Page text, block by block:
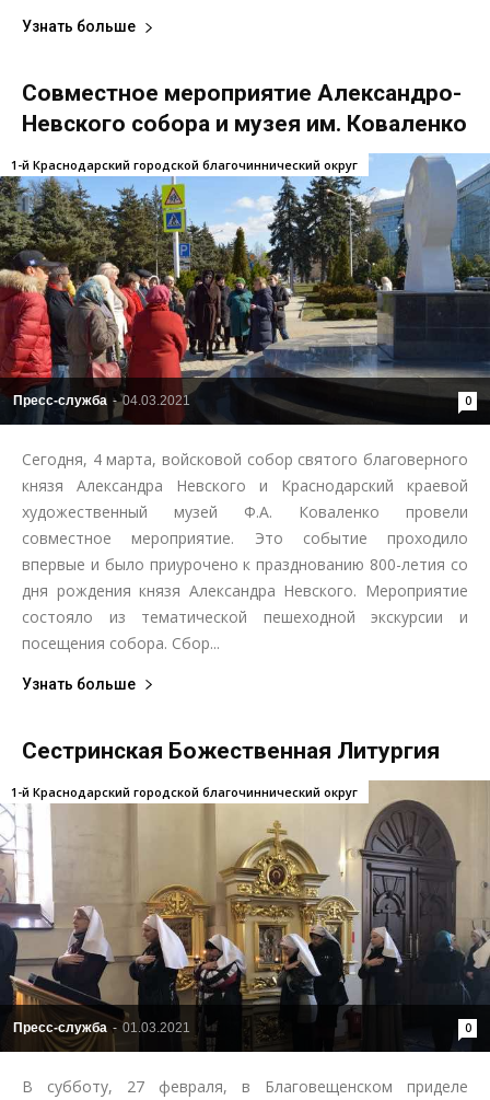
Узнать больше
Совместное мероприятие Александро-
Невского собора и музея им. Коваленко
Пресс-служба - 04.03.2021 0
1-й Краснодарский городской благочиннический округ
Сегодня, 4 марта, войсковой собор святого благоверного
князя Александра Невского и Краснодарский краевой
художественный музей Ф.А. Коваленко провели
совместное мероприятие. Это событие проходило
впервые и было приурочено к празднованию 800-летия со
дня рождения князя Александра Невского. Мероприятие
состояло из тематической пешеходной экскурсии и
посещения собора. Сбор...
Узнать больше
Сестринская Божественная Литургия
Пресс-служба - 01.03.2021 0
1-й Краснодарский городской благочиннический округ
В субботу, 27 февраля, в Благовещенском приделе